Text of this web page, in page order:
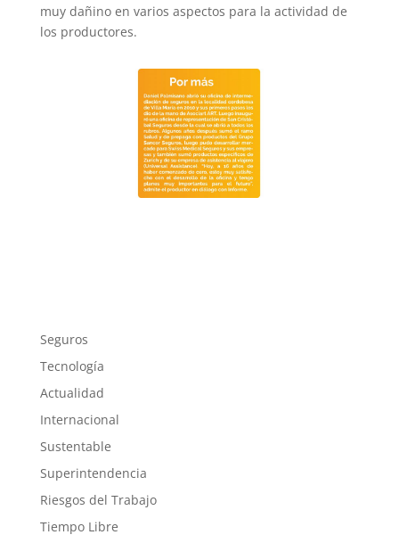
muy dañino en varios aspectos para la actividad de
los productores.
Seguros
Tecnología
Actualidad
Internacional
Sustentable
Superintendencia
Riesgos del Trabajo
Tiempo Libre